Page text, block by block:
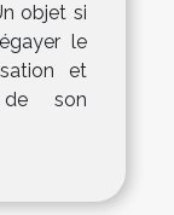
objet si
le
et
de son